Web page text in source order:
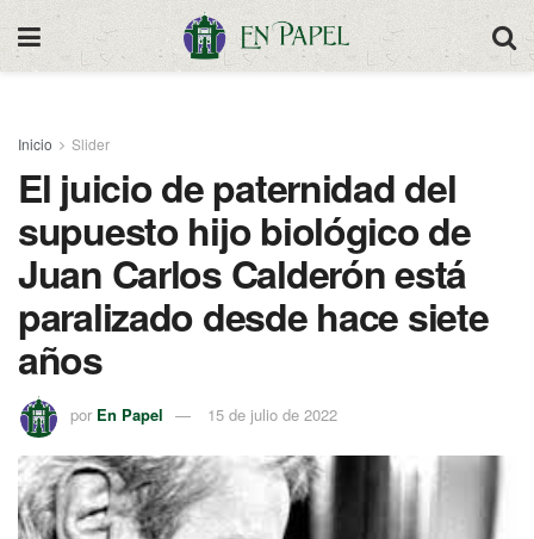
Inicio Slider
El juicio de paternidad del
supuesto hijo biológico de
Juan Carlos Calderón está
paralizado desde hace siete
años
por En Papel 15 de julio de 2022